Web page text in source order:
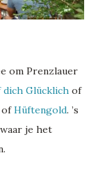
om Prenzlauer
dich Glücklich of
ofHüftengold. ’s
waar je het